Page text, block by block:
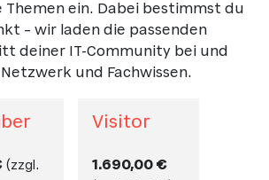
Themen ein. Dabei bestimmst du
– wir laden die passenden
deiner IT-Community bei und
und Fachwissen.
(zzgl.
Visitor
1.690,00 €